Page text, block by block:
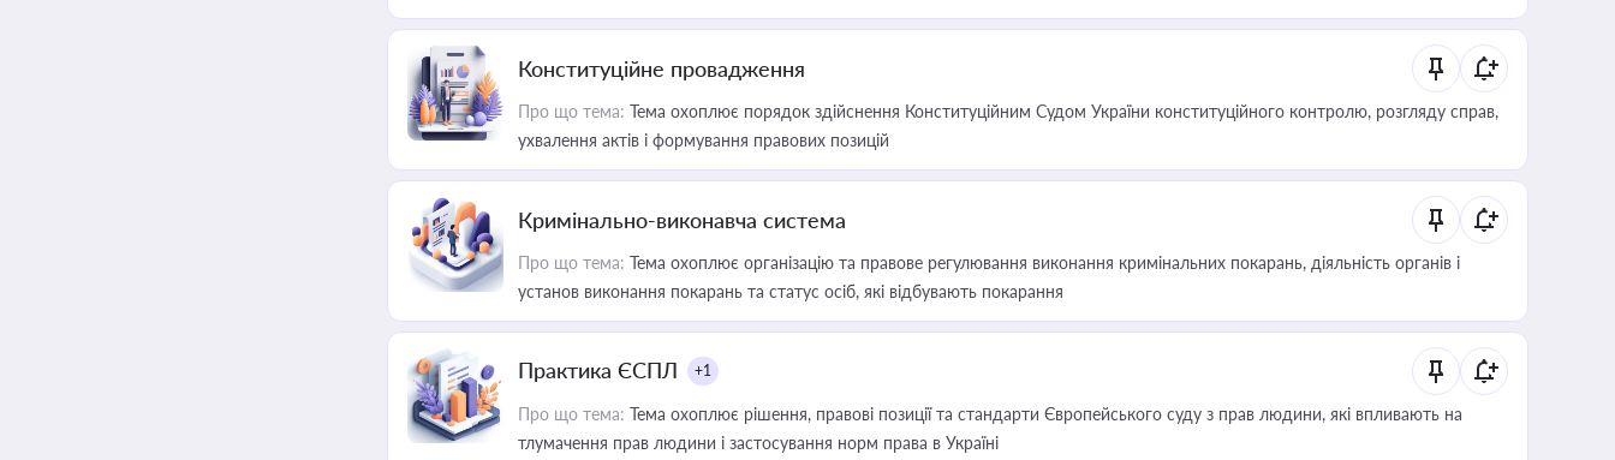
Конституційне провадження
Про що тема: Тема охоплює порядок здійснення Конституційним Судом України конституційного контролю, розгляду справ,
ухвалення актів і формування правових позицій
Кримінально-виконавча система
Про що тема: Тема охоплює організацію та правове регулювання виконання кримінальних покарань, діяльність органів і
установ виконання покарань та статус осіб, які відбувають покарання
Практика ЄСПЛ +1
Про що тема: Тема охоплює рішення, правові позиції та стандарти Європейського суду з прав людини, які впливають на
тлумачення прав людини і застосування норм права в Україні